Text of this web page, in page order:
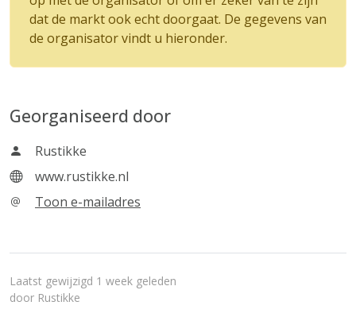
dat de markt ook echt doorgaat. De gegevens van
de organisator vindt u hieronder.
Georganiseerd door
Rustikke
www.rustikke.nl
Toon e-mailadres
Laatst gewijzigd 1 week geleden
door Rustikke